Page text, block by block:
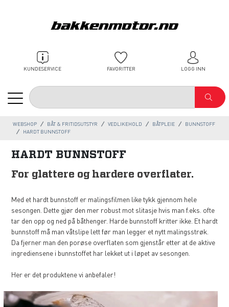
KUNDESERVICE FAVORITTER LOGG INN
WEBSHOP BÅT & FRITIDSUTSTYR VEDLIKEHOLD BÅTPLEIE
BUNNSTOFF
HARDT BUNNSTOFF
HARDT BUNNSTOFF
For glattere og hardere overflater.
Med et hardt bunnstoff er malingsfilmen like tykk gjennom hele
sesongen. Dette gjør den mer robust mot slitasje hvis man f.eks. ofte
tar den opp og ned på båthenger. Harde bunnstoff kritter ikke. Et hardt
bunnstoff må man våtslipe lett før man legger et nytt malingsstrøk.
Da fjerner man den porøse overflaten som gjenstår etter at de aktive
ingrediensene i bunnstoffet har lekket ut i løpet av sesongen.
Her er det produktene vi anbefaler!